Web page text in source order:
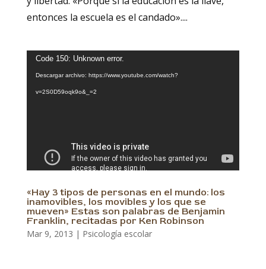
entonces la escuela es el candado»....
Reproductor
de
vídeo
Code 150: Unknown error.
Descargar archivo: https://www.youtube.com/watch?
v=2S0D59oqk9o&_=2
«Hay 3 tipos de personas en el mundo: los
inamovibles, los movibles y los que se
mueven» Estas son palabras de Benjamin
Franklin, recitadas por Ken Robinson
Mar 9, 2013 | Psicología escolar